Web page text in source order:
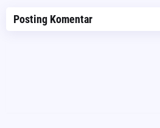
Posting Komentar